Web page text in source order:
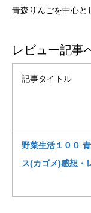
青森りんごを中心と
レビュー記事
記事タイトル
野菜生活１００
ス(カゴメ)感想・